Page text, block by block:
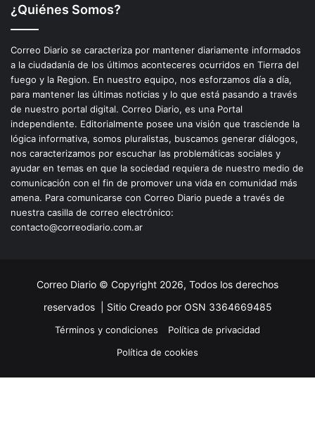
¿Quiénes Somos?
Correo Diario se caracteriza por mantener diariamente informados
a la ciudadanía de los últimos aconteceres ocurridos en Tierra del
fuego y la Region. En nuestro equipo, nos esforzamos día a día,
para mantener las últimas noticias y lo que está pasando a través
de nuestro portal digital. Correo Diario, es una Portal
independiente. Editorialmente posee una visión que trasciende la
lógica informativa, somos pluralistas, buscamos generar diálogos,
nos caracterizamos por escuchar las problemáticas sociales y
ayudar en temas en que la sociedad requiera de nuestro medio de
comunicación con el fin de promover una vida en comunidad más
amena. Para comunicarse con Correo Diario puede a través de
nuestra casilla de correo electrónico:
contacto@correodiario.com.ar
Correo Diario © Copyright 2026, Todos los derechos
reservados | Sitio Creado por OSN 3364669485
Términos y condiciones
Política de privacidad
Política de cookies